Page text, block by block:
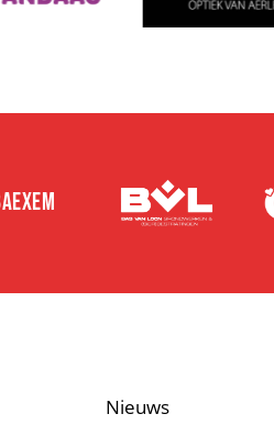
Nieuws